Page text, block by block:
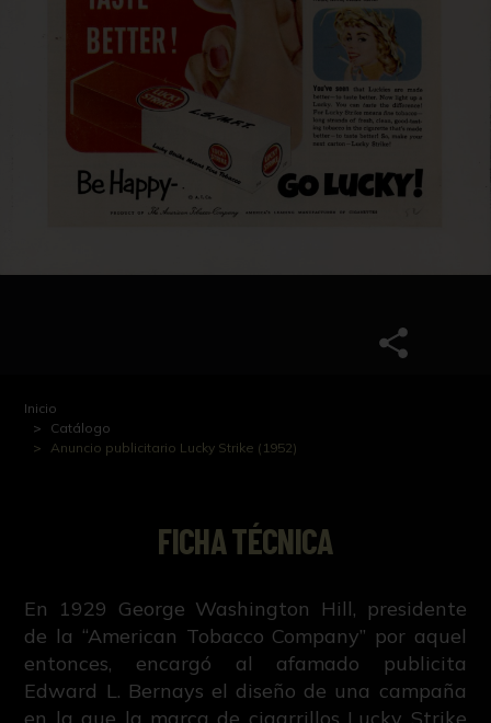
Inicio
Catálogo
Anuncio publicitario Lucky Strike (1952)
FICHA TÉCNICA
En 1929 George Washington Hill, presidente
de la “American Tobacco Company” por aquel
entonces, encargó al afamado publicita
Edward L. Bernays el diseño de una campaña